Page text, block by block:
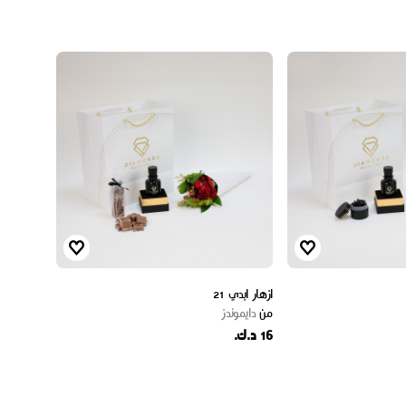
ازهار ابدي 21
مندايموندز
16 د.ك.